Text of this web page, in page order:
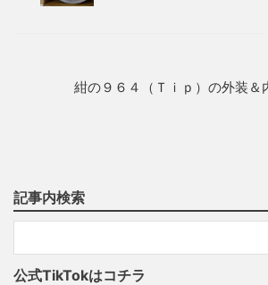
紺の９６４（Ｔｉｐ）の外装＆
記事内検索
公式TikTokはコチラ